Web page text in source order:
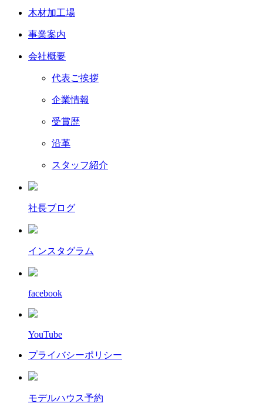
木材加工場
事業案内
会社概要
代表ご挨拶
企業情報
受賞歴
沿革
スタッフ紹介
社長ブログ
インスタグラム
facebook
YouTube
プライバシーポリシー
モデルハウス予約